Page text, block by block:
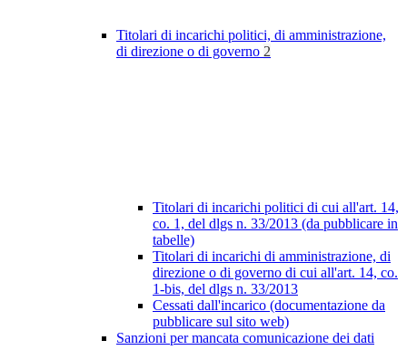
Titolari di incarichi politici, di amministrazione,
di direzione o di governo 2
Titolari di incarichi politici di cui all'art. 14,
co. 1, del dlgs n. 33/2013 (da pubblicare in
tabelle)
Titolari di incarichi di amministrazione, di
direzione o di governo di cui all'art. 14, co.
1-bis, del dlgs n. 33/2013
Cessati dall'incarico (documentazione da
pubblicare sul sito web)
Sanzioni per mancata comunicazione dei dati